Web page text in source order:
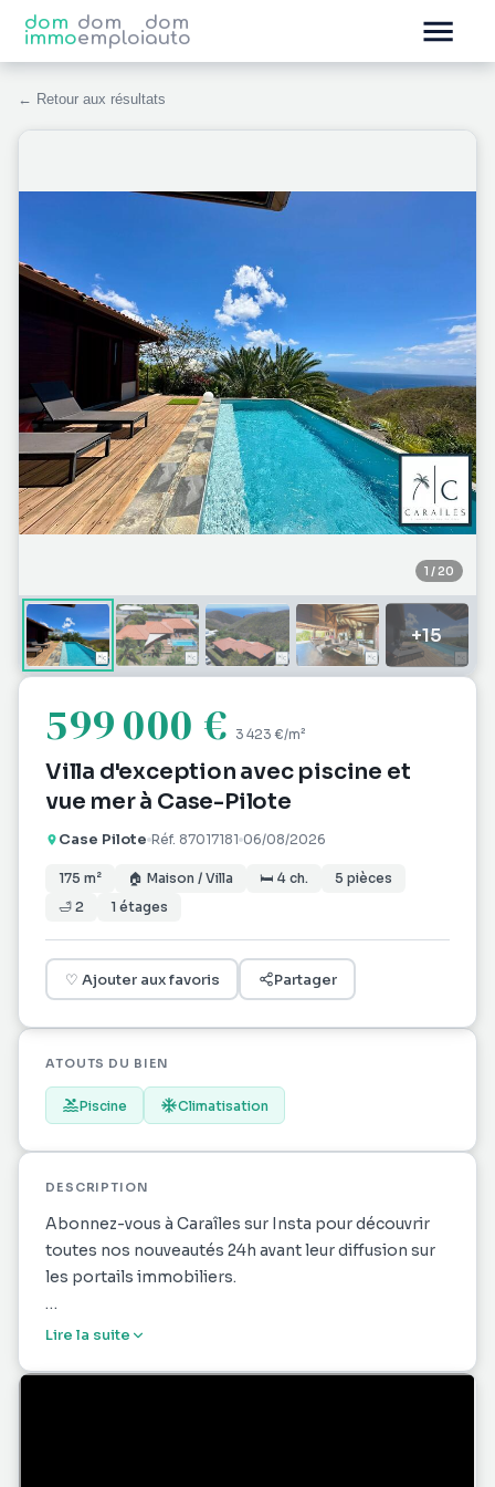
dom
immo
dom
emploi
dom
auto
← Retour aux résultats
1 /20
+15
599 000 € 3 423 €/m²
Villa d'exception avec piscine et
vue mer à Case-Pilote
Case Pilote Réf. 87017181 06/08/2026
175 m² 🏠 Maison / Villa 🛏 4 ch. 5 pièces
🛁 2 1 étages
♡ Ajouter aux favoris Partager
ATOUTS DU BIEN
Piscine Climatisation
DESCRIPTION
Abonnez-vous à Caraîles sur Insta pour découvrir
toutes nos nouveautés 24h avant leur diffusion sur
les portails immobiliers.
Dans un environnement calme et recherché,
Lire la suite